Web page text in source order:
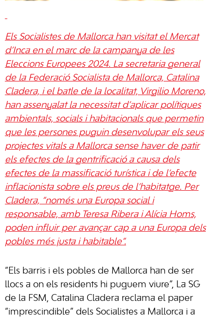
Els Socialistes de Mallorca han visitat el Mercat
d’Inca en el marc de la campanya de les
Eleccions Europees 2024. La secretaria general
de la Federació Socialista de Mallorca, Catalina
Cladera, i el batle de la localitat, Virgilio Moreno,
han assenyalat la necessitat d’aplicar polítiques
ambientals, socials i habitacionals que permetin
que les persones puguin desenvolupar els seus
projectes vitals a Mallorca sense haver de patir
els efectes de la gentrificació a causa dels
efectes de la massificació turística i de l’efecte
inflacionista sobre els preus de l’habitatge. Per
Cladera, “només una Europa social i
responsable, amb Teresa Ribera i Alícia Homs,
poden influir per avançar cap a una Europa dels
pobles més justa i habitable”.
“Els barris i els pobles de Mallorca han de ser
llocs a on els residents hi puguem viure”, La SG
de la FSM, Catalina Cladera reclama el paper
“imprescindible” dels Socialistes a Mallorca i a